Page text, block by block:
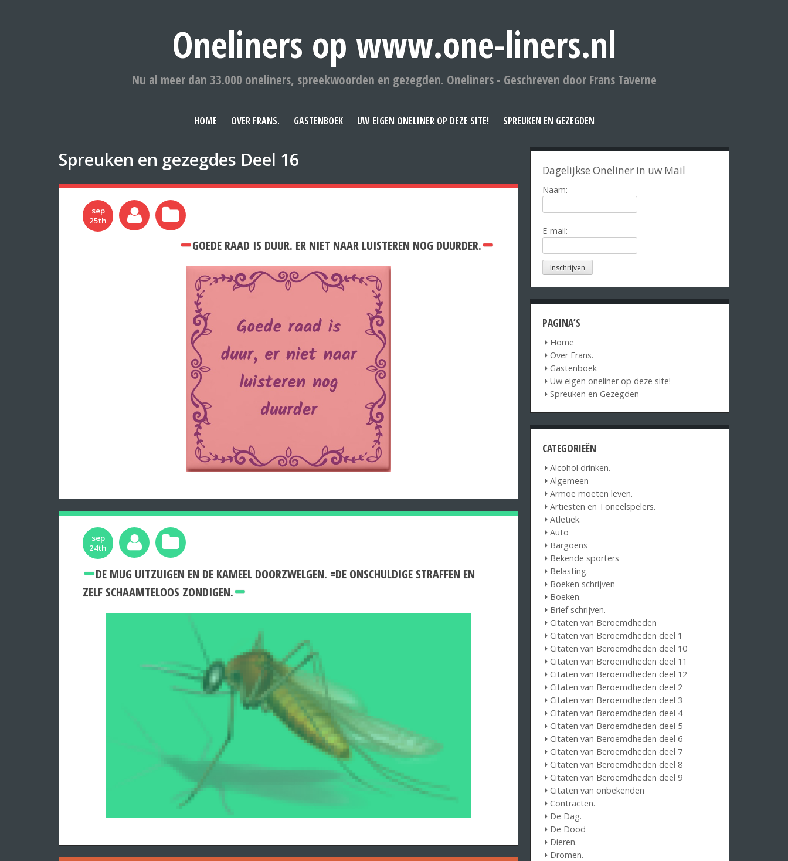
Oneliners op www.one-liners.nl
Nu al meer dan 33.000 oneliners, spreekwoorden en gezegden. Oneliners - Geschreven door Frans Taverne
HOME OVER FRANS. GASTENBOEK UW EIGEN ONELINER OP DEZE SITE! SPREUKEN EN GEZEGDEN
Spreuken en gezegdes Deel 16
sep
25th
GOEDE RAAD IS DUUR. ER NIET NAAR LUISTEREN NOG DUURDER.
sep
24th
DE MUG UITZUIGEN EN DE KAMEEL DOORZWELGEN. =DE ONSCHULDIGE STRAFFEN EN
ZELF SCHAAMTELOOS ZONDIGEN.
Dagelijkse Oneliner in uw Mail
Naam:
E-mail:
PAGINA’S
Home
Over Frans.
Gastenboek
Uw eigen oneliner op deze site!
Spreuken en Gezegden
CATEGORIEËN
Alcohol drinken.
Algemeen
Armoe moeten leven.
Artiesten en Toneelspelers.
Atletiek.
Auto
Bargoens
Bekende sporters
Belasting.
Boeken schrijven
Boeken.
Brief schrijven.
Citaten van Beroemdheden
Citaten van Beroemdheden deel 1
Citaten van Beroemdheden deel 10
Citaten van Beroemdheden deel 11
Citaten van Beroemdheden deel 12
Citaten van Beroemdheden deel 2
Citaten van Beroemdheden deel 3
Citaten van Beroemdheden deel 4
Citaten van Beroemdheden deel 5
Citaten van Beroemdheden deel 6
Citaten van Beroemdheden deel 7
Citaten van Beroemdheden deel 8
Citaten van Beroemdheden deel 9
Citaten van onbekenden
Contracten.
De Dag.
De Dood
Dieren.
Dromen.